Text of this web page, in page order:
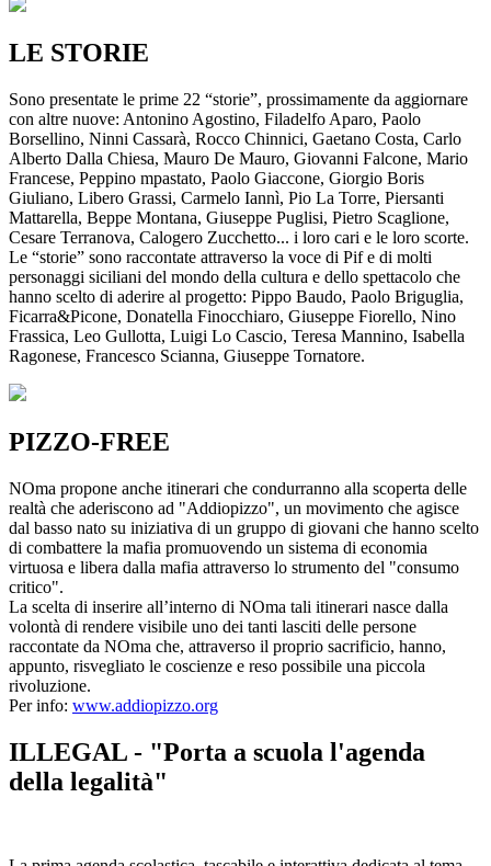
LE STORIE
Sono presentate le prime 22 “storie”, prossimamente da aggiornare
con altre nuove: Antonino Agostino, Filadelfo Aparo, Paolo
Borsellino, Ninni Cassarà, Rocco Chinnici, Gaetano Costa, Carlo
Alberto Dalla Chiesa, Mauro De Mauro, Giovanni Falcone, Mario
Francese, Peppino mpastato, Paolo Giaccone, Giorgio Boris
Giuliano, Libero Grassi, Carmelo Iannì, Pio La Torre, Piersanti
Mattarella, Beppe Montana, Giuseppe Puglisi, Pietro Scaglione,
Cesare Terranova, Calogero Zucchetto... i loro cari e le loro scorte.
Le “storie” sono raccontate attraverso la voce di Pif e di molti
personaggi siciliani del mondo della cultura e dello spettacolo che
hanno scelto di aderire al progetto: Pippo Baudo, Paolo Briguglia,
Ficarra&Picone, Donatella Finocchiaro, Giuseppe Fiorello, Nino
Frassica, Leo Gullotta, Luigi Lo Cascio, Teresa Mannino, Isabella
Ragonese, Francesco Scianna, Giuseppe Tornatore.
PIZZO-FREE
NOma propone anche itinerari che condurranno alla scoperta delle
realtà che aderiscono ad "Addiopizzo", un movimento che agisce
dal basso nato su iniziativa di un gruppo di giovani che hanno scelto
di combattere la mafia promuovendo un sistema di economia
virtuosa e libera dalla mafia attraverso lo strumento del "consumo
critico".
La scelta di inserire all’interno di NOma tali itinerari nasce dalla
volontà di rendere visibile uno dei tanti lasciti delle persone
raccontate da NOma che, attraverso il proprio sacrificio, hanno,
appunto, risvegliato le coscienze e reso possibile una piccola
rivoluzione.
Per info: www.addiopizzo.org
ILLEGAL - "Porta a scuola l'agenda
della legalità"